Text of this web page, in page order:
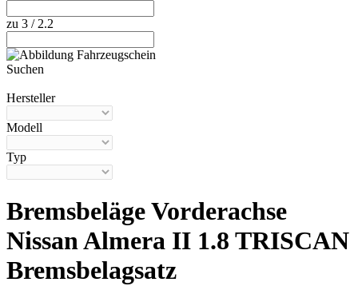
zu 3 / 2.2
Suchen
Hersteller
Modell
Typ
Bremsbeläge Vorderachse
Nissan Almera II 1.8 TRISCAN
Bremsbelagsatz